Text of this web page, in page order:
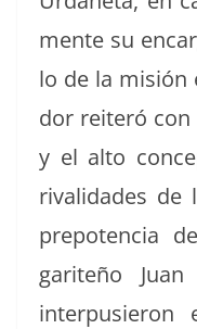
mente su
lo de la mis­ión
dor reit­eró con
y el alto
rival­i­dades de
pre­po­ten­cia
gariteño
inter­pusieron